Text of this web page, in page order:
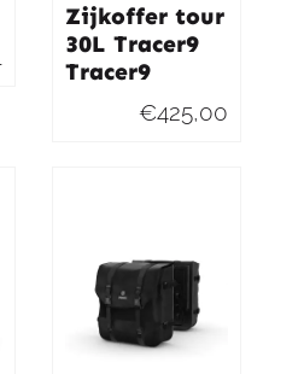
Zijkoffer tour
30L Tracer9
Tracer9
€425,00